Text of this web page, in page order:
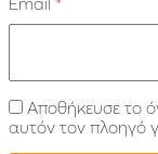
Αποθήκευσε το
αυτόν τον πλοηγό